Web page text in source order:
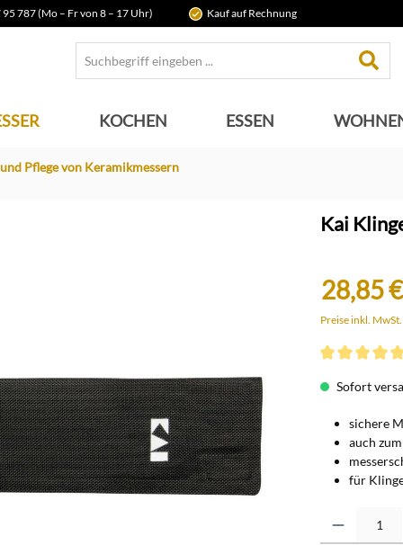
787 (Mo – Fr von 8 – 17 Uhr) Kauf auf Rechnung
KOCHEN ESSEN
Pflege von Keramikmessern
Kai
28,85
Preise inkl.
Sofort
sichere
auch
für